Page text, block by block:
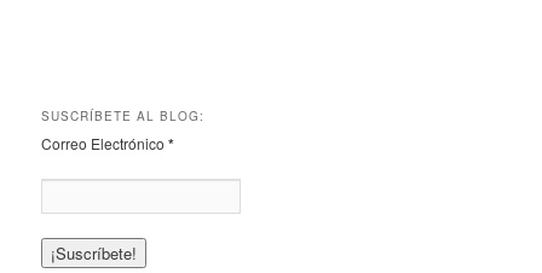
SUSCRÍBETE AL BLOG:
Correo Electrónico*